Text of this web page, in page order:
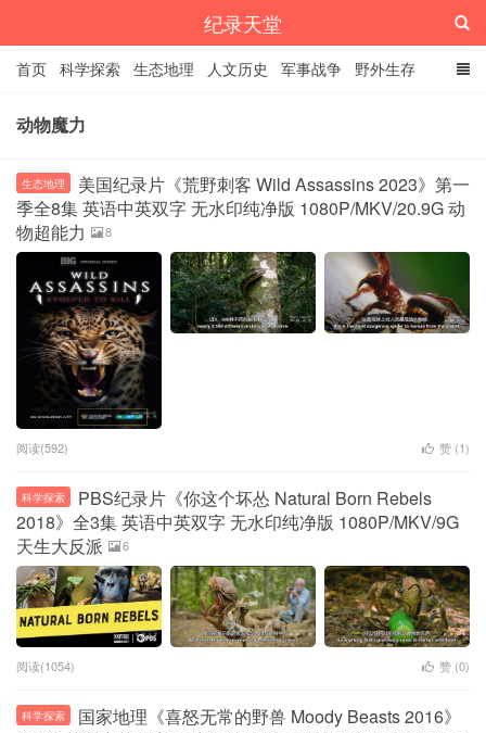
纪录天堂
首页 科学探索 生态地理 人文历史 军事战争 野外生存
经典纪录
动物魔力
生态地理
美国纪录片《荒野刺客 Wild Assassins 2023》第一
季全8集 英语中英双字 无水印纯净版 1080P/MKV/20.9G 动
物超能力
8
阅读(592) 赞 (1)
科学探索
PBS纪录片《你这个坏怂 Natural Born Rebels
2018》全3集 英语中英双字 无水印纯净版 1080P/MKV/9G
天生大反派
6
阅读(1054) 赞 (0)
科学探索
国家地理《喜怒无常的野兽 Moody Beasts 2016》